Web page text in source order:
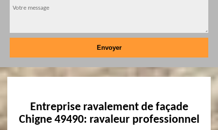
Entreprise ravalement de façade
Chigne 49490: ravaleur professionnel